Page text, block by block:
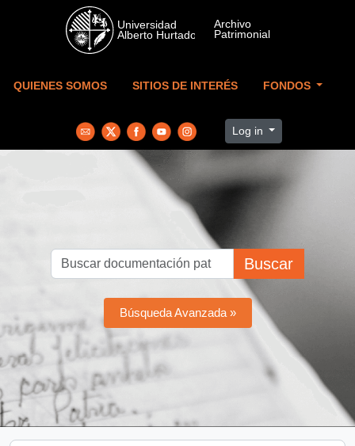
Skip to main content
QUIENES SOMOS SITIOS DE INTERÉS FONDOS
Log in
Buscar
Búsqueda Avanzada »